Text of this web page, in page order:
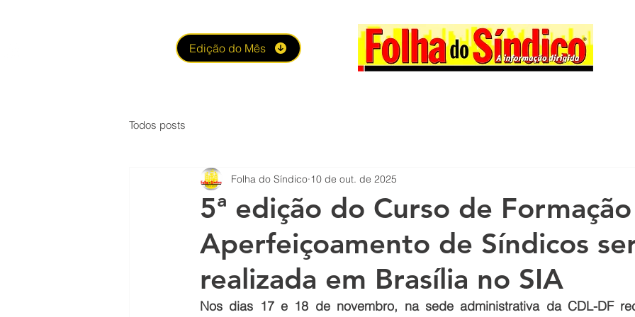
Edição do Mês
Todos posts
5ª edição do Curso de
Aperfeiçoamento de Síndicos
realizada em Brasília no SIA
Folha do Síndico 10 de out. de 2025
Nos dias 17 e 18 de novembro, na sede administrativa da CDL-DF